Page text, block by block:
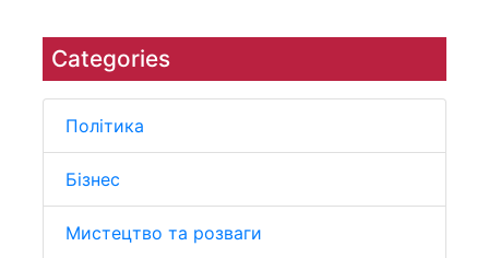
Categories
Політика
Бізнес
Мистецтво та розваги